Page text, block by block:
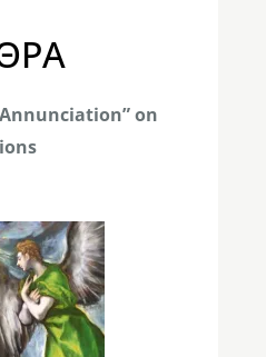
Annunciation” on